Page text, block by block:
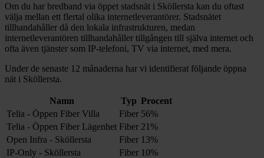
Om du har bredband via öppet stadsnät i Sköllersta kan du oftast
välja mellan ett flertal olika internetleverantörer. Stadsnätet
tillhandahåller då den lokala infrastrukturen, medan
internetleverantören tillhandahåller tillgången till själva internet och
ofta även tjänster som IP-telefoni, TV via internet, med mera.
Under de senaste 12 månaderna har vi identifierat följande öppna
nät i Sköllersta.
Namn Typ Procent
Telia - Öppen Fiber Villa
Fiber 56%
Telia - Öppen Fiber Lägenhet Fiber 21%
Open Infra - Sköllersta
Fiber 13%
IP-Only - Sköllersta
Fiber 10%